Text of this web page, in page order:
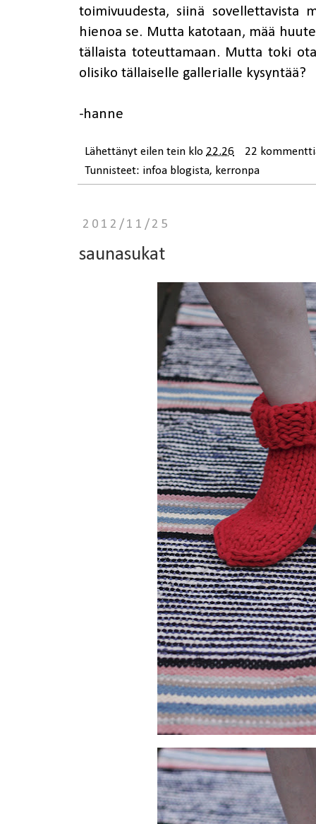
toimivuudesta, siinä sovellettavista
hienoa se. Mutta katotaan, mää
tällaista toteuttamaan. Mutta toki
olisiko tällaiselle gallerialle kysyntää?
-hanne
Lähettänyt eilen tein klo 22.26
22
Tunnisteet: infoa blogista, kerronpa
2012/11/25
saunasukat